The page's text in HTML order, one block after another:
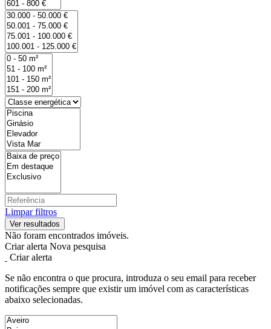
Limpar filtros
Não foram encontrados imóveis.
Criar alerta Nova pesquisa
Criar alerta
Se não encontra o que procura, introduza o seu email para receber
notificações sempre que existir um imóvel com as características
abaixo selecionadas.